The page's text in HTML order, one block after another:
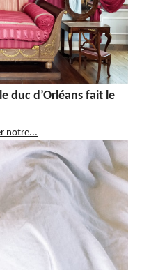
duc d’Orléans fait le
notre...